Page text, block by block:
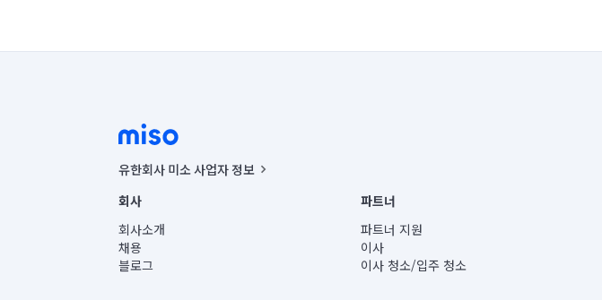
유한회사 미소 사업자 정보
사업자등록번호 : 291-87-00271 | 인허가번호 : 2016-3220163-14-5-00019 |
통신판매신고번호 : 2024-서울종로-1400(공정거래위원회 정보) |
대표이사 : CHING VICTOR COLUMBIA RHEE
주소 | 본사: 서울특별시 종로구 율곡로 6(중학동, 트윈트리빌딩) B동 5층
컨택센터 : 서울특별시 종로구 수송동 율곡로 24, 7층, 8층 미소
회사
회사소개
채용
블로그
파트너
파트너 지원
이사
이사 청소/입주 청소